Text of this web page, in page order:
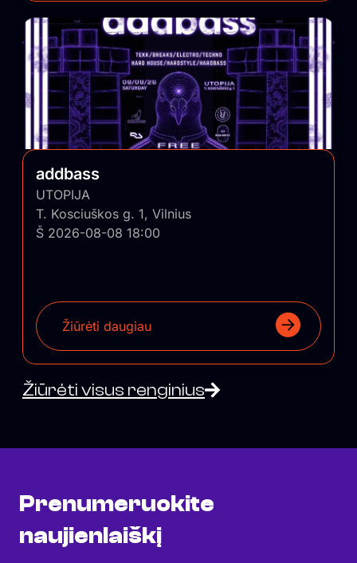
addbass
UTOPIJA
T. Kosciuškos g. 1, Vilnius
Š 2026-08-08 18:00
Žiūrėti daugiau
Žiūrėti visus renginius
Prenumeruokite
naujienlaiškį